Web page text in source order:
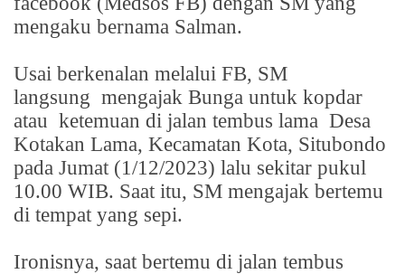
mengaku bernama Salman.
Usai berkenalan melalui FB, SM
langsung mengajak Bunga untuk kopdar
atau ketemuan di jalan tembus lama Desa
Kotakan Lama, Kecamatan Kota, Situbondo
pada Jumat (1/12/2023) lalu sekitar pukul
10.00 WIB. Saat itu, SM mengajak bertemu
di tempat yang sepi.
Ironisnya, saat bertemu di jalan tembus